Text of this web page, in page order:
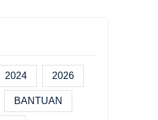
2024 2026
BANTUAN